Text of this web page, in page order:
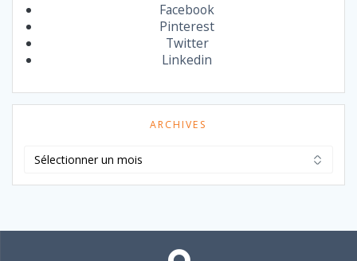
Facebook
Pinterest
Twitter
Linkedin
ARCHIVES